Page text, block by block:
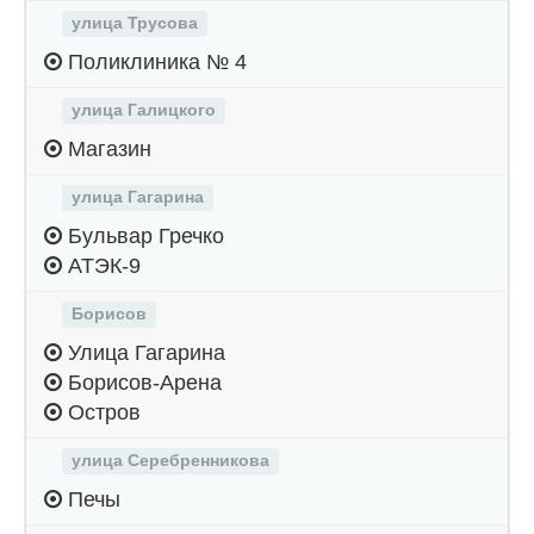
улица Трусова
Поликлиника № 4
улица Галицкого
Магазин
улица Гагарина
Бульвар Гречко
АТЭК-9
Борисов
Улица Гагарина
Борисов-Арена
Остров
улица Серебренникова
Печы